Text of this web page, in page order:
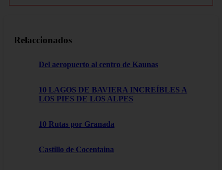
Relaccionados
Del aeropuerto al centro de Kaunas
10 LAGOS DE BAVIERA INCREÍBLES A
LOS PIES DE LOS ALPES
10 Rutas por Granada
Castillo de Cocentaina